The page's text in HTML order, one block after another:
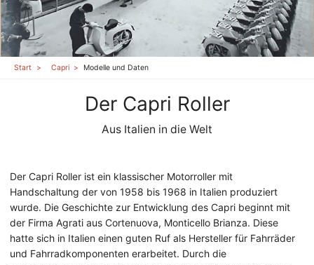
Start Capri Modelle und Daten
Der Capri Roller
Aus Italien in die Welt
Der Capri Roller ist ein klassischer Motorroller mit
Handschaltung der von 1958 bis 1968 in Italien produziert
wurde. Die Geschichte zur Entwicklung des Capri beginnt mit
der Firma Agrati aus Cortenuova, Monticello Brianza. Diese
hatte sich in Italien einen guten Ruf als Hersteller für Fahrräder
und Fahrradkomponenten erarbeitet. Durch die